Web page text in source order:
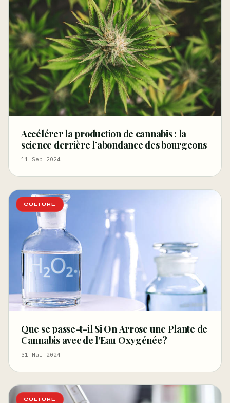
Accélérer la production de cannabis : la
science derrière l’abondance des bourgeons
11 Sep 2024
CULTURE
Que se passe-t-il Si On Arrose une Plante de
Cannabis avec de l’Eau Oxygénée?
31 Mai 2024
CULTURE